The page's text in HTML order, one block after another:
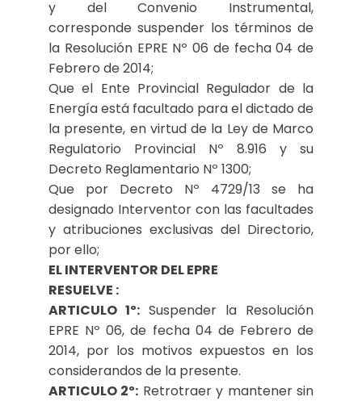
y del Convenio Instrumental,
corresponde suspender los términos de
la Resolución EPRE Nº 06 de fecha 04 de
Febrero de 2014;
Que el Ente Provincial Regulador de la
Energía está facultado para el dictado de
la presente, en virtud de la Ley de Marco
Regulatorio Provincial Nº 8.916 y su
Decreto Reglamentario Nº 1300;
Que por Decreto Nº 4729/13 se ha
designado Interventor con las facultades
y atribuciones exclusivas del Directorio,
por ello;
EL INTERVENTOR DEL EPRE
RESUELVE :
ARTICULO 1º: Suspender la Resolución
EPRE Nº 06, de fecha 04 de Febrero de
2014, por los motivos expuestos en los
considerandos de la presente.
ARTICULO 2º: Retrotraer y mantener sin